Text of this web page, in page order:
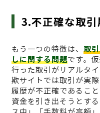
3.不正確な取
もう一つの特徴は、 取
しに関する問題です。
行った取引がリアルタ
欺サイトでは取引が実
履歴が不正確であるこ
資金を引き出そうとす